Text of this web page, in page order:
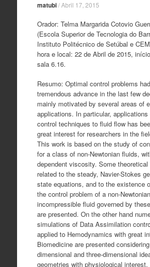
matubi/Abril 17, 2015
Orador: Telma Margarida Cotovio
(Escola Superior de Tecnologia do
Instituto Politécnico de Setúbal e
hora e local: 22 de Abril de 2015,
sala 6.16.
Resumo: Optimal control problems
tremendous advance in the last few
mainly motivated by several areas of
applications. In particular,
control techniques to fluid flow has
great interest for researchers in the
This work is based on the study of
for a class of non-Newtonian fluids,
dependent viscosity. Some theoretical
related to the steady, Navier-Stokes
state equations, and to the existence
the control problem of a non-
incompressible fluid governed by
are presented. On the other hand
simulations of Data Assimilation
applied to Hemodynamics with great
Biomedicine are presented
dimensional and three-dimensional
geometries with physiological